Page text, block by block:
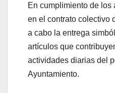
En cumplimiento de
en el contrato colectivo
a cabo la entrega
artículos que
actividades diarias del
Ayuntamiento.